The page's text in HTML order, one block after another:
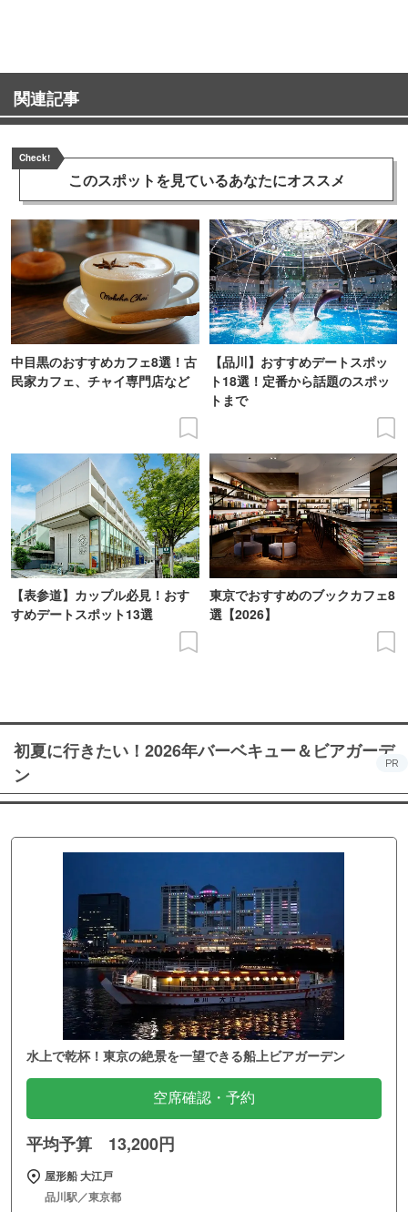
関連記事
Check!
このスポットを見ているあなたにオススメ
中目黒のおすすめカフェ8選！古
民家カフェ、チャイ専門店など
【品川】おすすめデートスポッ
ト18選！定番から話題のスポッ
トまで
【表参道】カップル必見！おす
すめデートスポット13選
東京でおすすめのブックカフェ8
選【2026】
初夏に行きたい！2026年バーベキュー＆ビアガーデ
ン
PR
水上で乾杯！東京の絶景を一望できる船上ビアガーデン
空席確認・予約
平均予算 13,200円
屋形船 大江戸
品川駅／東京都